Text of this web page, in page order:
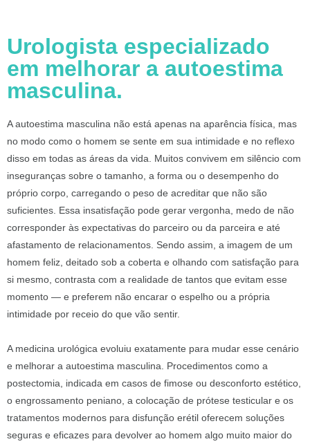
Urologista especializado
em melhorar a autoestima
masculina.
A autoestima masculina não está apenas na aparência física, mas
no modo como o homem se sente em sua intimidade e no reflexo
disso em todas as áreas da vida. Muitos convivem em silêncio com
inseguranças sobre o tamanho, a forma ou o desempenho do
próprio corpo, carregando o peso de acreditar que não são
suficientes. Essa insatisfação pode gerar vergonha, medo de não
corresponder às expectativas do parceiro ou da parceira e até
afastamento de relacionamentos. Sendo assim, a imagem de um
homem feliz, deitado sob a coberta e olhando com satisfação para
si mesmo, contrasta com a realidade de tantos que evitam esse
momento — e preferem não encarar o espelho ou a própria
intimidade por receio do que vão sentir.
A medicina urológica evoluiu exatamente para mudar esse cenário
e melhorar a autoestima masculina. Procedimentos como a
postectomia, indicada em casos de fimose ou desconforto estético,
o engrossamento peniano, a colocação de prótese testicular e os
tratamentos modernos para disfunção erétil oferecem soluções
seguras e eficazes para devolver ao homem algo muito maior do